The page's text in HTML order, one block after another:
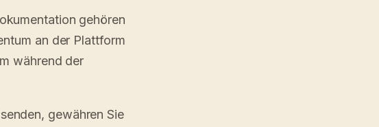
gehören
an der Plattform
während der
gewähren Sie